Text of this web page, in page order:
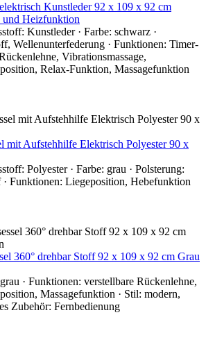
Kunstleder 92 x 109 x 92 cm
und Heizfunktion
Kunstleder · Farbe: schwarz ·
Wellenunterfederung · Funktionen: Timer-
Vibrationsmassage,
Relax-Funktion, Massagefunktion
mit Aufstehhilfe Elektrisch Polyester 90 x
Polyester · Farbe: grau · Polsterung:
· Funktionen: Liegeposition, Hebefunktion
360° drehbar Stoff 92 x 109 x 92 cm Grau
· Funktionen: verstellbare Rückenlehne,
Massagefunktion · Stil: modern,
Zubehör: Fernbedienung